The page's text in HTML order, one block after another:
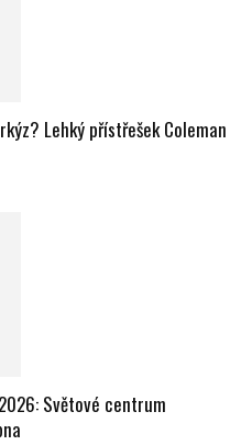
Lehký přístřešek Coleman
2026: Světové centrum